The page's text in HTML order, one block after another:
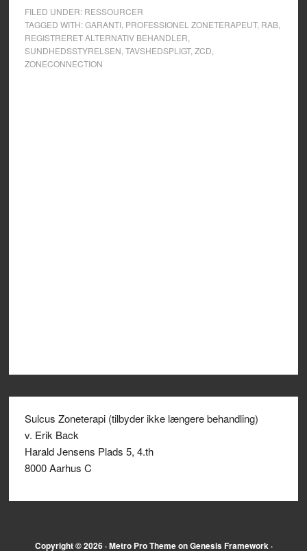
FILED UNDER: RESSOURCER
TAGGED WITH:GARANTI, PROFESSIONEL ZONETERAPEUT, RAB,
REGISTRERET ALTERNATIV BEHANDLER
SUNDHEDSSTYRELSEN TAVSHEDSPLIGT, ZCD
ZONECONNECTION
Sulcus Zoneterapi (tilbyder ikke længere behandling)
v. Erik Back
Harald Jensens Plads 5, 4.th
8000 Aarhus C
Copyright © 2026 ·Metro Pro ThemeonGenesis Framework·